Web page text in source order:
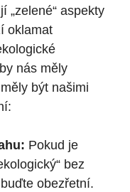
„zelené“ aspekty
oklamat
nás měly
být našimi
Pokud je
bez
obezřetní.